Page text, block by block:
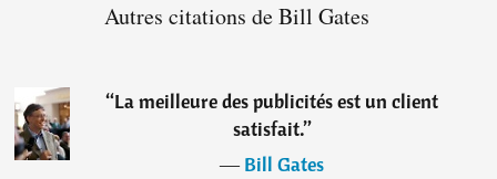
Autres citations de Bill Gates
“La meilleure des publicités est un client
satisfait.”
―Bill Gates